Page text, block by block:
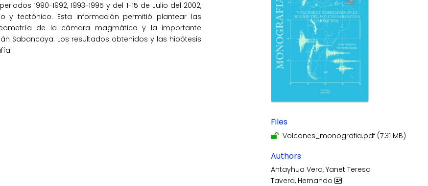
1990-1992, 1993-1995 y del 1-15 de Julio del 2002,
y tectónico. Esta información permitió plantear las
de la cámara magmática y la importante
Sabancaya. Los resultados obtenidos y las hipótesis
Files
Volcanes_monografia.pdf (7.31 MB)
Authors
Antayhua Vera, Yanet Teresa
Tavera, Hernando